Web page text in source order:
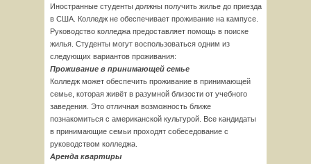
Иностранные студенты должны получить жилье до приезда
в США. Колледж не обеспечивает проживание на кампусе.
Руководство колледжа предоставляет помощь в поиске
жилья. Студенты могут воспользоваться одним из
следующих вариантов проживания:
Проживание в принимающей семье
Колледж может обеспечить проживание в принимающей
семье, которая живёт в разумной близости от учебного
заведения. Это отличная возможность ближе
познакомиться с американской культурой. Все кандидаты
в принимающие семьи проходят собеседование с
руководством колледжа.
Аренда квартиры